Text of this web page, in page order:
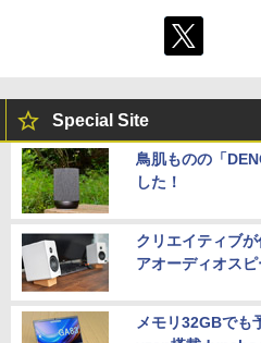
Special Site
鳥肌ものの「
した！
クリエイティブ
アオーディオスピ
メモリ32GBでも